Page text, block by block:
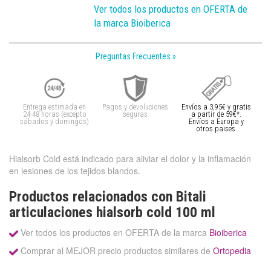
Ver todos los productos en OFERTA de
la marca Bioiberica
Preguntas Frecuentes »
Entrega estimada en
24-48 horas (excepto
sábados y domingos)
Pagos y devoluciones
seguras
Envíos a 3,95€ y gratis
a partir de 59€*.
Envíos a Europa y
otros paises.
Hialsorb Cold está indicado para aliviar el dolor y la inflamación
en lesiones de los tejidos blandos.
Productos relacionados con Bitali
articulaciones hialsorb cold 100 ml
Ver todos los productos en OFERTA de la marca Bioiberica
Comprar al MEJOR precio productos similares de Ortopedia